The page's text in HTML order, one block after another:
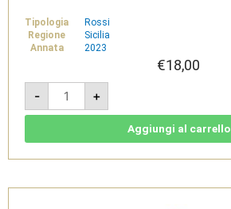
Tipologia
Rossi
Regione
Sicilia
Annata
2023
€18,00
-
Cerasuolo
Vittoria
DOCG
quantità
+
Aggiungi al carrello